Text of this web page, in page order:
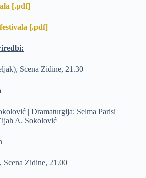
[.pdf]
[.pdf]
Scena Zidine, 21.30
| Dramaturgija: Selma Parisi
A. Sokolović
Scena Zidine, 21.00